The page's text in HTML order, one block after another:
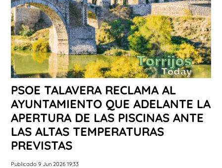
PSOE TALAVERA RECLAMA AL
AYUNTAMIENTO QUE ADELANTE LA
APERTURA DE LAS PISCINAS ANTE
LAS ALTAS TEMPERATURAS
PREVISTAS
Publicado 9 Jun 2026 19:33